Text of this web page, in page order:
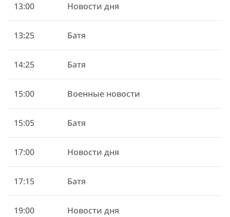
13:00 Новости дня
13:25 Батя
14:25 Батя
15:00 Военные новости
15:05 Батя
17:00 Новости дня
17:15 Батя
19:00 Новости дня